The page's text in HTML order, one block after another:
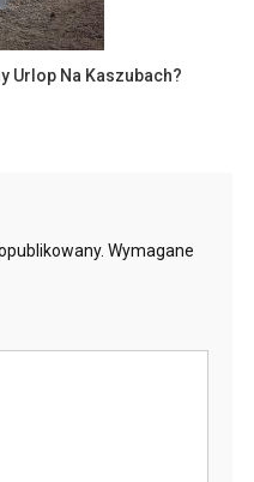
Urlop Na Kaszubach?
Wymagane